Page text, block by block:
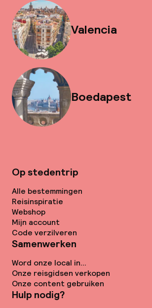
Valencia
Boedapest
Op stedentrip
Alle bestemmingen
Reisinspiratie
Webshop
Mijn account
Code verzilveren
Samenwerken
Word onze local in...
Onze reisgidsen verkopen
Onze content gebruiken
Hulp nodig?